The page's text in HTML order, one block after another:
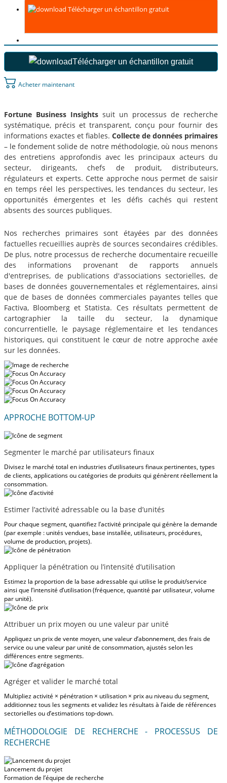
Télécharger un échantillon gratuit
Télécharger un échantillon gratuit
Acheter maintenant
Fortune Business Insights suit un processus de recherche
systématique, précis et transparent, conçu pour fournir des
informations exactes et fiables. Collecte de données primaires
– le fondement solide de notre méthodologie, où nous menons
des entretiens approfondis avec les principaux acteurs du
secteur, dirigeants, chefs de produit, distributeurs,
régulateurs et experts. Cette approche nous permet de saisir
en temps réel les perspectives, les tendances du secteur, les
opportunités émergentes et les défis cachés qui restent
absents des sources publiques.
Nos recherches primaires sont étayées par des données
factuelles recueillies auprès de sources secondaires crédibles.
De plus, notre processus de recherche documentaire recueille
des informations provenant de rapports annuels
d'entreprises, de publications d'associations sectorielles, de
bases de données gouvernementales et réglementaires, ainsi
que de bases de données commerciales payantes telles que
Factiva, Bloomberg et Statista. Ces résultats permettent de
cartographier la taille du secteur, la dynamique
concurrentielle, le paysage réglementaire et les tendances
historiques, qui constituent le cœur de notre approche axée
sur les données.
APPROCHE BOTTOM-UP
Segmenter le marché par utilisateurs finaux
Divisez le marché total en industries d’utilisateurs finaux pertinentes, types
de clients, applications ou catégories de produits qui génèrent réellement la
consommation.
Estimer l’activité adressable ou la base d’unités
Pour chaque segment, quantifiez l’activité principale qui génère la demande
(par exemple : unités vendues, base installée, utilisateurs, procédures,
volume de production, projets).
Appliquer la pénétration ou l’intensité d’utilisation
Estimez la proportion de la base adressable qui utilise le produit/service
ainsi que l’intensité d’utilisation (fréquence, quantité par utilisateur, volume
par unité).
Attribuer un prix moyen ou une valeur par unité
Appliquez un prix de vente moyen, une valeur d’abonnement, des frais de
service ou une valeur par unité de consommation, ajustés selon les
différences entre segments.
Agréger et valider le marché total
Multipliez activité × pénétration × utilisation × prix au niveau du segment,
additionnez tous les segments et validez les résultats à l’aide de références
sectorielles ou d’estimations top-down.
MÉTHODOLOGIE DE RECHERCHE - PROCESSUS DE
RECHERCHE
Lancement du projet
Formation de l’équipe de recherche